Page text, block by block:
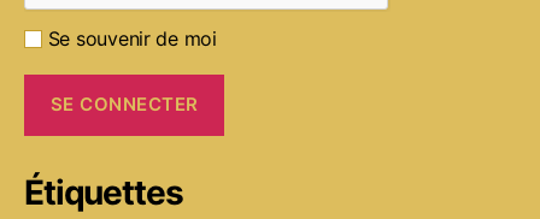
Se souvenir de moi
Étiquettes